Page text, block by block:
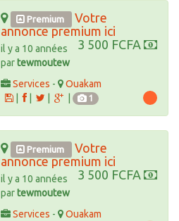
Premium
Votre
annonce premium ici
3 500 FCFA
il y a 10 années
partewmoutew
Services -
Ouakam
|
1
Premium
Votre
annonce premium ici
3 500 FCFA
il y a 10 années
partewmoutew
Services -
Ouakam